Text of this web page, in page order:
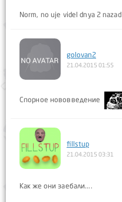
Norm, no uje videl dnya 2 nazad
golovan2
21.04.2015 01:55
Спорное нововведение
fillstup
21.04.2015 03:31
Как же они заебали....